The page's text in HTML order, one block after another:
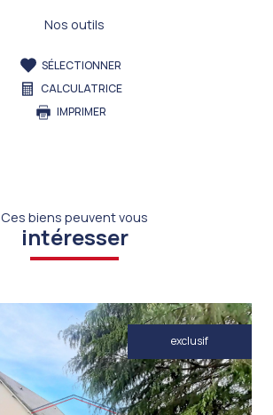
Nos outils
SÉLECTIONNER
CALCULATRICE
IMPRIMER
Ces biens peuvent vous
intéresser
exclusif